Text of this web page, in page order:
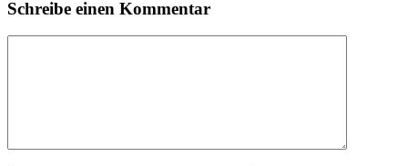
Schreibe einen Kommentar